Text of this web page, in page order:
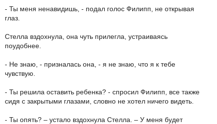
- Ты меня ненавидишь, - подал голос Филипп, не открывая
глаз.
Стелла вздохнула, она чуть прилегла, устраиваясь
поудобнее.
- Не знаю, - призналась она, - я не знаю, что я к тебе
чувствую.
- Ты решила оставить ребенка? - спросил Филипп, все также
сидя с закрытыми глазами, словно не хотел ничего видеть.
- Ты опять? – устало вздохнула Стелла. – У меня будет